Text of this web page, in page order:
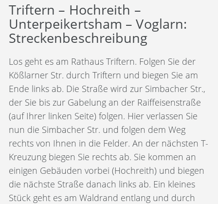
Triftern – Hochreith –
Unterpeikertsham – Voglarn:
Streckenbeschreibung
Los geht es am Rathaus Triftern. Folgen Sie der
Kößlarner Str. durch Triftern und biegen Sie am
Ende links ab. Die Straße wird zur Simbacher Str.,
der Sie bis zur Gabelung an der Raiffeisenstraße
(auf Ihrer linken Seite) folgen. Hier verlassen Sie
nun die Simbacher Str. und folgen dem Weg
rechts von Ihnen in die Felder. An der nächsten T-
Kreuzung biegen Sie rechts ab. Sie kommen an
einigen Gebäuden vorbei (Hochreith) und biegen
die nächste Straße danach links ab. Ein kleines
Stück geht es am Waldrand entlang und durch